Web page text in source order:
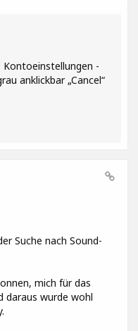
Kontoeinstellungen -
anklickbar „Cancel“
Suche nach Sound-
mich für das
daraus wurde wohl